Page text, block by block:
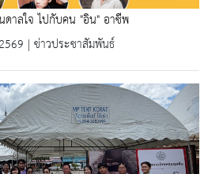
าลใจ ไปกับคน "อิน" อาชีพ
| ข่าวประชาสัมพันธ์